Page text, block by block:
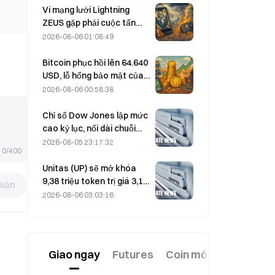
0/400
Block nâng dự báo kết quả
kinh doanh cả năm 2026
Ví mạng lưới Lightning
ZEUS gặp phải cuộc tấn
công và tạm thời ngừng
biết tiền của người dùng
không bị mất.
2026-08-06 01:08:49
Bitcoin phục hồi lên 64.640
USD, lỗ hổng bảo mật của
Coldcard khiến số lượng ví
nhất trong ba tháng
2026-08-06 00:58:38
Chỉ số Dow Jones lập mức
cao kỷ lục, nối dài chuỗi
tăng 5 phiên; đầu tư vào AI
2026-08-05 23:17:32
Unitas (UP) sẽ mở khóa
9,38 triệu token trị giá 3,18
triệu USD vào ngày 13
2026-08-06 03:03:16
Giao ngay Futures Coin mới